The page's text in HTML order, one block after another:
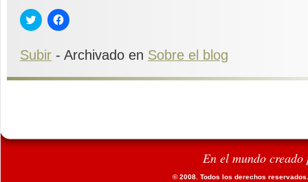
Haz
clic
en
Twitter
abre
Haz
clic
en
Facebook
abre
Subir - Archivado en Sobre el blog
En el mundo
© 2008. Todos los derechos